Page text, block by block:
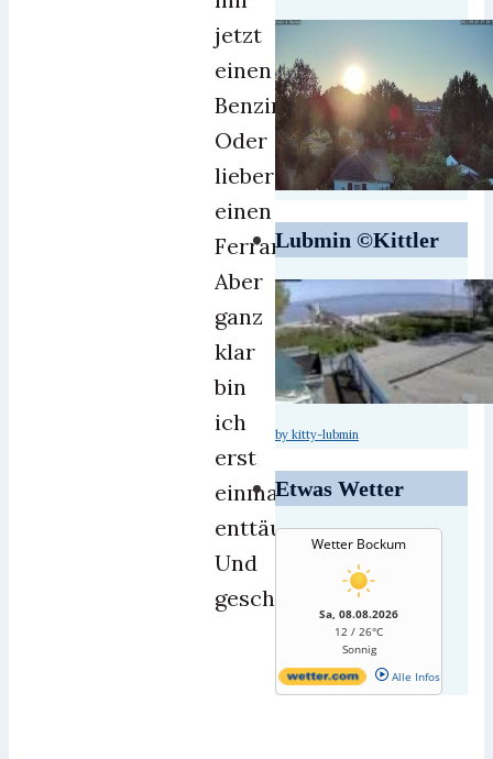
jetzt
einen
Benzinerporsche?
Oder
lieber
einen
Ferrari?
Aber
ganz
klar
bin
ich
erst
einmal
enttäuscht.
Und
geschockt.“
Lubmin ©Kittler
by kitty-lubmin
Etwas Wetter
Wetter Bockum
Sa, 08.08.2026
12 / 26°C
Sonnig
Alle Infos